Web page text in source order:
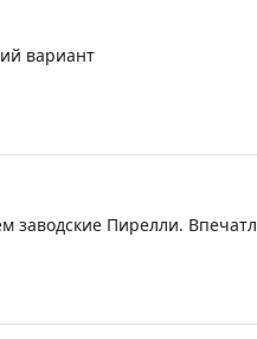
вариант
заводские Пирелли.